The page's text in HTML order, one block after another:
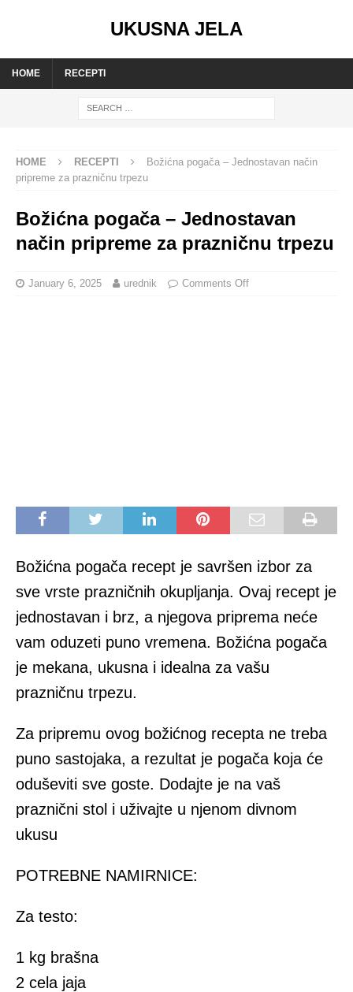
UKUSNA JELA
HOME RECEPTI
HOME RECEPTI
Božićna pogača – Jednostavan način
pripreme za prazničnu trpezu
Božićna pogača – Jednostavan
način pripreme za prazničnu trpezu
January 6, 2025 urednik Comments Off
Božićna pogača recept je savršen izbor za
sve vrste prazničnih okupljanja. Ovaj recept je
jednostavan i brz, a njegova priprema neće
vam oduzeti puno vremena. Božićna pogača
je mekana, ukusna i idealna za vašu
prazničnu trpezu.
Za pripremu ovog božićnog recepta ne treba
puno sastojaka, a rezultat je pogača koja će
oduševiti sve goste. Dodajte je na vaš
praznični stol i uživajte u njenom divnom
ukusu
POTREBNE NAMIRNICE:
Za testo:
1 kg brašna
2 cela jaja